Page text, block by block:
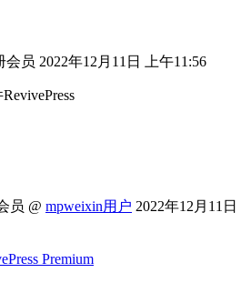
会员 2022年12月11日 上午11:56
员 @ mpweixin用户 2022年12月11日
Premium